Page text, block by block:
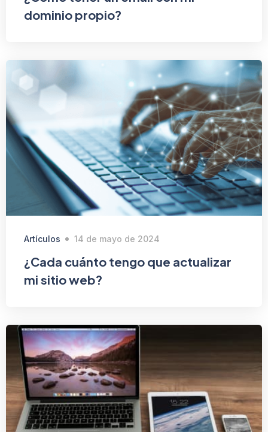
dominio propio?
Artículos 14 de mayo de 2024
¿Cada cuánto tengo que actualizar
mi sitio web?